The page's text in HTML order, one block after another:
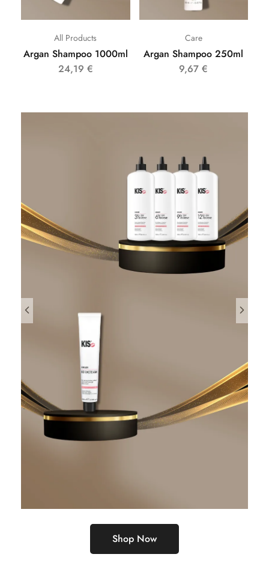
All Products
Argan Shampoo 1000ml
24,19 €
Care
Argan Shampoo 250ml
9,67€
Shop Now